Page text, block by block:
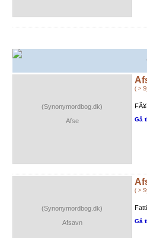
(Synonymordbog.dk)
Afse
( >
Gå
(Synonymordbog.dk)
Afsavn
( >
Gå